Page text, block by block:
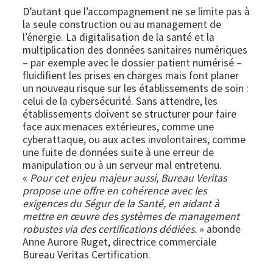
D’autant que l’accompagnement ne se limite pas à
la seule construction ou au management de
l’énergie. La digitalisation de la santé et la
multiplication des données sanitaires numériques
– par exemple avec le dossier patient numérisé –
fluidifient les prises en charges mais font planer
un nouveau risque sur les établissements de soin :
celui de la cybersécurité. Sans attendre, les
établissements doivent se structurer pour faire
face aux menaces extérieures, comme une
cyberattaque, ou aux actes involontaires, comme
une fuite de données suite à une erreur de
manipulation ou à un serveur mal entretenu.
« Pour cet enjeu majeur aussi, Bureau Veritas
propose une offre en cohérence avec les
exigences du Ségur de la Santé, en aidant à
mettre en œuvre des systèmes de management
robustes via des certifications dédiées. » abonde
Anne Aurore Ruget, directrice commerciale
Bureau Veritas Certification.